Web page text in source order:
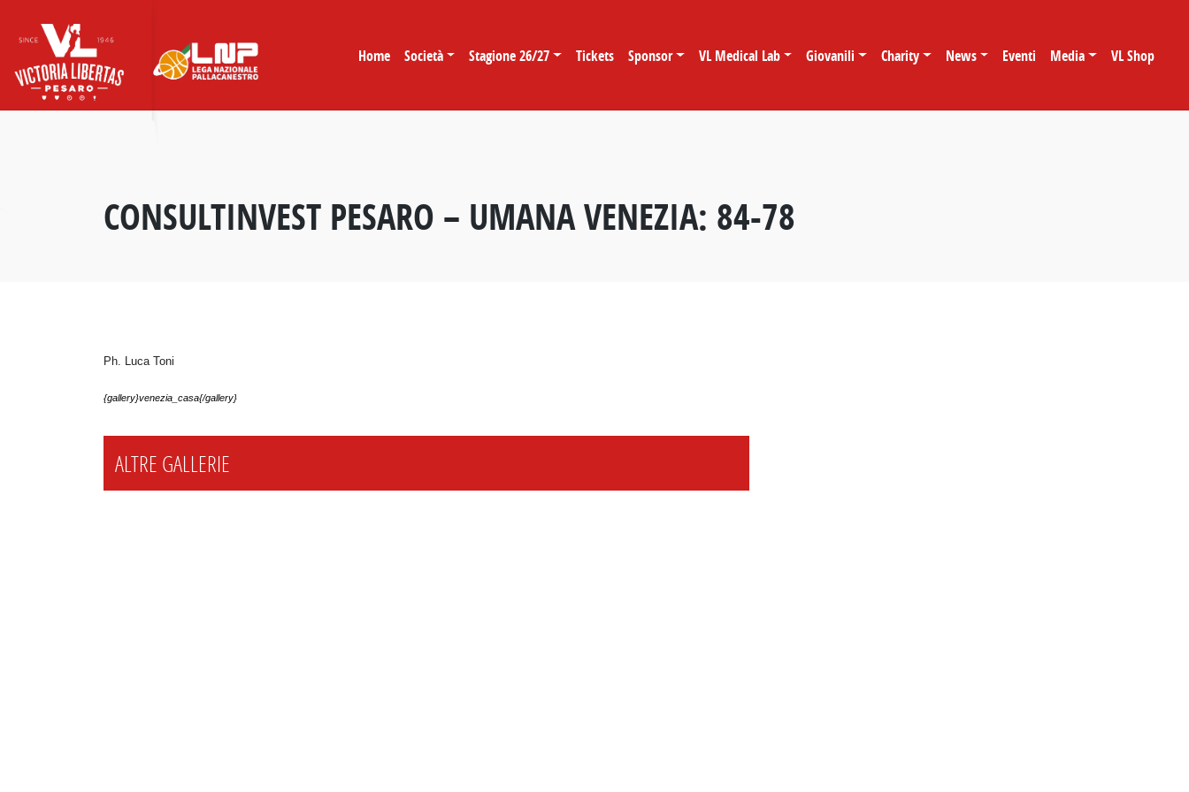
Home Società Stagione 26/27 Tickets Sponsor VL Medical Lab Giovanili Charity News Eventi Media VL Shop
CONSULTINVEST PESARO – UMANA VENEZIA: 84-78
Ph. Luca Toni
{gallery}venezia_casa{/gallery}
ALTRE GALLERIE